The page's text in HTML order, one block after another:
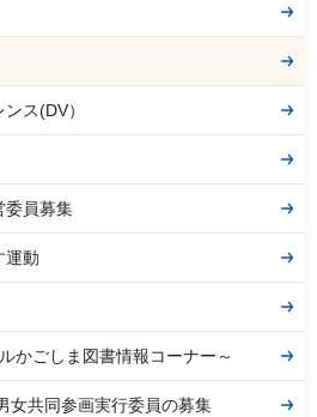
ス(DV）
委員募集
運動
かごしま図書情報コーナー～
女共同参画実行委員の募集